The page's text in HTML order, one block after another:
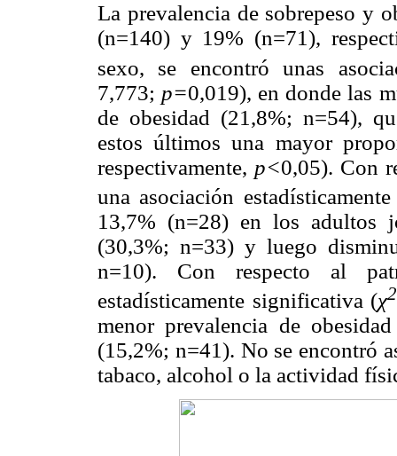
La prevalencia de sobrepeso y
(n=140) y 19% (n=71),
sexo, se encontró unas
7,773; p=0,019), en donde las
de obesidad (21,8%; n=54),
estos últimos una mayor
respectivamente, p<0,05). Con
una asociación
13,7% (n=28) en los adultos
(30,3%; n=33) y luego
n=10). Con respecto al
estadísticamente significativa (χ2
menor prevalencia de
(15,2%; n=41). No se encontró
tabaco, alcohol o la actividad